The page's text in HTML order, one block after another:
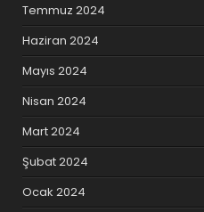
Temmuz 2024
Haziran 2024
Mayıs 2024
Nisan 2024
Mart 2024
Şubat 2024
Ocak 2024